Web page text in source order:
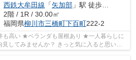
西鉄大牟田線 「矢加部」駅 徒歩21分
2階 / 1R / 30.00㎡
福岡県柳川市三橋町下百町222-2
高い ★ベランダも屋根あり ★一人暮らしに
してみませんか？ きっと気に入ると思いま
イス不動産0944-72-333...